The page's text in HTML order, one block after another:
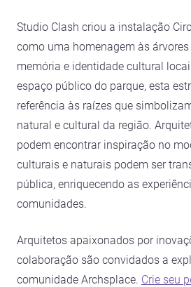
Studio Clash criou a instalação
como uma homenagem às
memória e identidade cultural
espaço público do parque, esta
referência às raízes que
natural e cultural da região.
podem encontrar inspiração no
culturais e naturais podem ser
pública, enriquecendo as
comunidades.
Arquitetos apaixonados por
colaboração são convidados a
comunidade Archsplace. Crie seu